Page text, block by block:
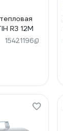
R3 12M
15421196